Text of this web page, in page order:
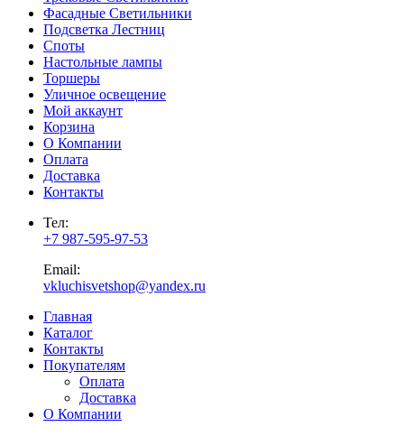
Фасадные Светильники
Подсветка Лестниц
Споты
Настольные лампы
Торшеры
Уличное освещение
Мой аккаунт
Корзина
О Компании
Оплата
Доставка
Контакты
Тел:
+7 987-595-97-53
Email:
vkluchisvetshop@yandex.ru
Главная
Каталог
Контакты
Покупателям
Оплата
Доставка
О Компании